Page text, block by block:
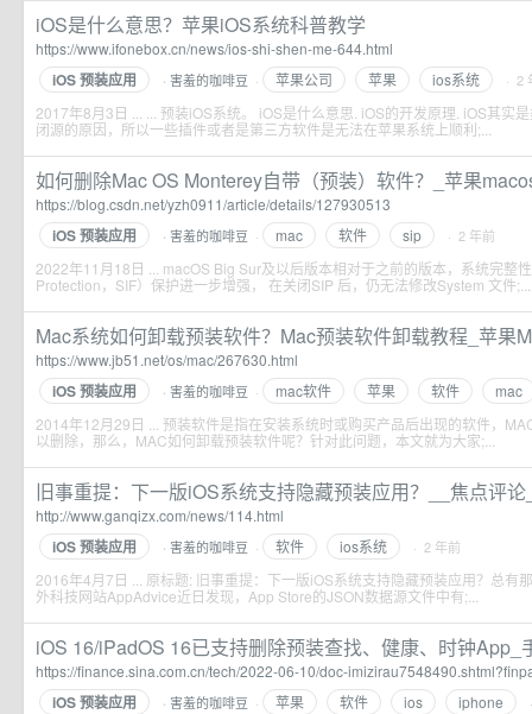
iOS是什么意思？苹果iOS系统科普教学
https://www.ifonebox.cn/news/ios-shi-shen-me-644.html
iOS 预装应用 · 害羞的咖啡豆 · 苹果公司 苹果 ios系统 · 2
2017年8月3日 ... ... 预装iOS系统。 iOS是什么意思. iOS的开发原理. iOS其实
闭源的原因，所以一些插件或者是第三方软件是无法在苹果系统上顺利;...
如何删除Mac OS Monterey自带（预装）软件？_苹果
https://blog.csdn.net/yzh0911/article/details/127930513
iOS 预装应用 · 害羞的咖啡豆 · mac 软件 sip · 2 年前
2022年11月18日 ... macOS Big Sur及以后版本相对于之前的版本，系统完整
Protection，SIF）保护进一步增强， 在关闭SIP 后，仍无法修改System 文件;...
Mac系统如何卸载预装软件？Mac预装软件卸载教程_苹果
https://www.jb51.net/os/mac/267630.html
iOS 预装应用 · 害羞的咖啡豆 · mac软件 苹果 软件
mac
2014年12月29日 ... 预装软件是指在安装系统时或购买产品后出现的软件，
以删除，那么，MAC如何卸载预装软件呢？针对此问题，本文就为大家;...
旧事重提：下一版iOS系统支持隐藏预装应用？__焦点评
http://www.ganqizx.com/news/114.html
iOS 预装应用 · 害羞的咖啡豆 · 软件 ios系统 · 2 年前
2016年4月7日 ... 原标题: 旧事重提：下一版iOS系统支持隐藏预装应用？总有
外科技网站AppAdvice近日发现，App Store的JSON数据源文件中有;...
iOS 16/iPadOS 16已支持删除预装查找、健康、时钟App_
https://finance.sina.com.cn/tech/2022-06-10/doc-
iOS 预装应用 · 害羞的咖啡豆 · 苹果 软件 ios iphone